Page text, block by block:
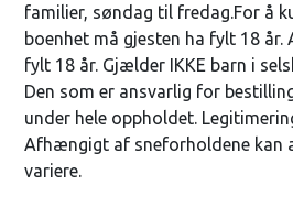
familier, søndag til fredag.For å
boenhet må gjesten ha fylt 18 år.
fylt 18 år. Gjælder IKKE barn i
Den som er ansvarlig for
under hele oppholdet.
Afhængigt af sneforholdene kan
variere.